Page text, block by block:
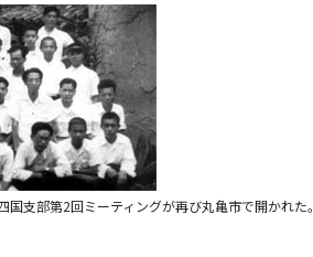
国支部第2回ミーティングが再び丸亀市で開かれた。